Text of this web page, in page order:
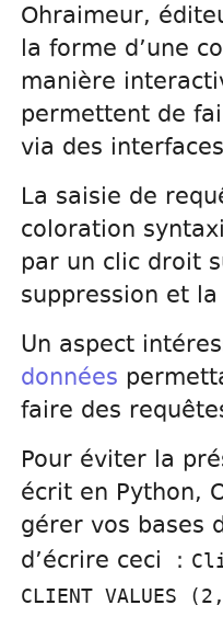
Ohraimeur,
la forme d’une
manière
permettent de
via des
La saisie de
coloration
par un clic droit
suppression et
Un aspect
données
faire des
Pour éviter la
écrit en Python,
gérer vos bases
d’écrire ceci :
CLIENT VALUES